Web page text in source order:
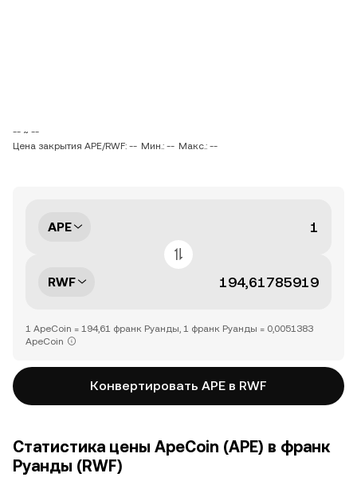
-- ~ --
Цена закрытия APE/RWF: -- Мин.: -- Макс.: --
APE
RWF
1 ApeCoin = 194,61 франк Руанды, 1 франк Руанды = 0,0051383
ApeCoin
Конвертировать APE в RWF
Статистика цены ApeCoin (APE) в франк
Руанды (RWF)